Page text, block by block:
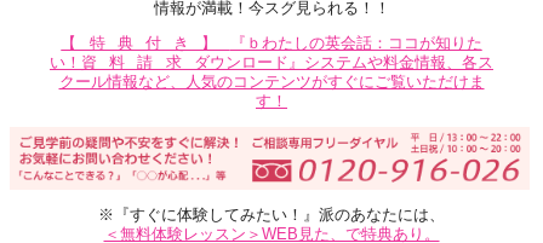
情報が満載！今スグ見られる！！
【特典付き】
『ｂわたしの英会話：ココが知りた
い！ 資料請求 ダウンロード』システムや料金情報、各ス
クール情報など、人気のコンテンツがすぐにご覧いただけま
す！
※『すぐに体験してみたい！』派のあなたには、
＜無料体験レッスン＞WEB見た、で特典あり。